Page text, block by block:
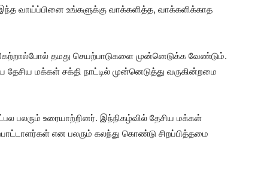
வாய்ப்பினை உங்களுக்கு வாக்களித்த, வாக்களிக்காத
தமது செயற்பாடுகளை முன்னெடுக்க வேண்டும்.
மக்கள் சக்தி நாட்டில் முன்னெடுத்து வருகின்றமை
பலரும் உரையாற்றினர். இந்நிகழ்வில் தேசிய மக்கள்
என பலரும் கலந்து கொண்டு சிறப்பித்தமை